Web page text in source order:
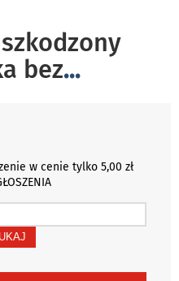
bez...
w cenie tylko 5,00 zł